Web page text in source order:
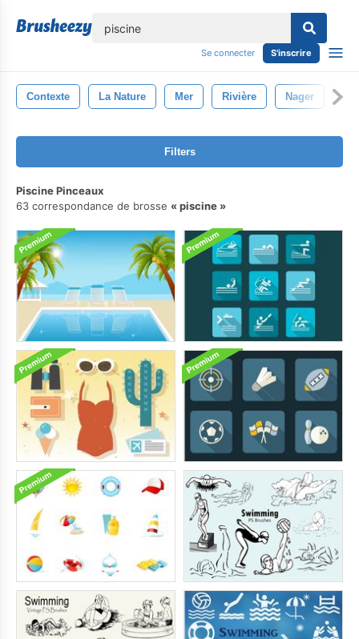
Se connecter S'inscrire
Contexte La Nature Mer Rivière Nager
Filters
Piscine Pinceaux
63 correspondance de brosse
piscine